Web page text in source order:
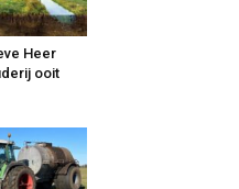
Heer
ooit